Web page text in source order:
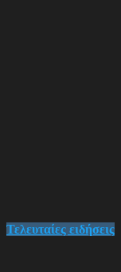
Τελευταίες ειδήσεις